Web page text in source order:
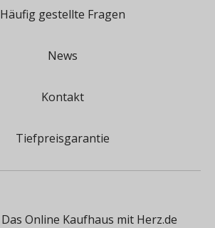
Häufig gestellte Fragen
News
Kontakt
Tiefpreisgarantie
Online Kaufhaus mit Herz.de